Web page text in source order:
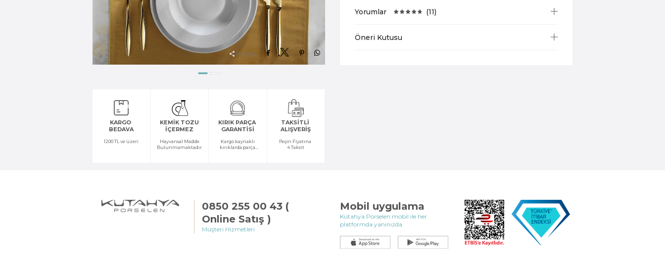
Paylaş:
KARGO
BEDAVA
1200 TL ve üzeri
KEMİK TOZU
İÇERMEZ
Hayvansal Madde
Bulunmamaktadır
KIRIK PARÇA
GARANTİSİ
Kargo kaynaklı
kırıklarda parça
TAKSİTLİ
ALIŞVERİŞ
Peşin Fiyatına
4 Taksit
Yorumlar (11)
Öneri Kutusu
0850 255 00 43 (
Online Satış )
Müşteri Hizmetleri
Mobil uygulama
Kütahya Porselen mobil ile her
platformda yanınızda